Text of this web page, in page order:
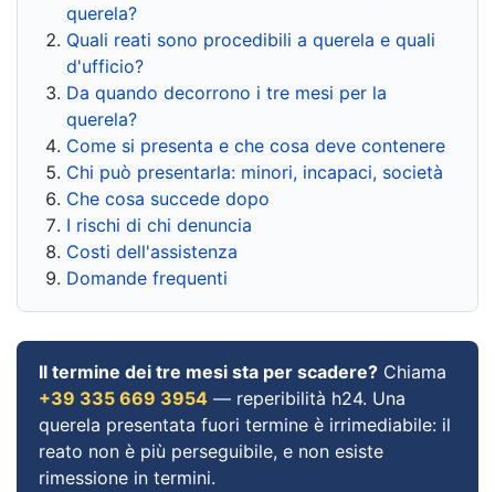
querela?
Quali reati sono procedibili a querela e quali
d'ufficio?
Da quando decorrono i tre mesi per la
querela?
Come si presenta e che cosa deve contenere
Chi può presentarla: minori, incapaci, società
Che cosa succede dopo
I rischi di chi denuncia
Costi dell'assistenza
Domande frequenti
Il termine dei tre mesi sta per scadere? Chiama
+39 335 669 3954 — reperibilità h24. Una
querela presentata fuori termine è irrimediabile: il
reato non è più perseguibile, e non esiste
rimessione in termini.